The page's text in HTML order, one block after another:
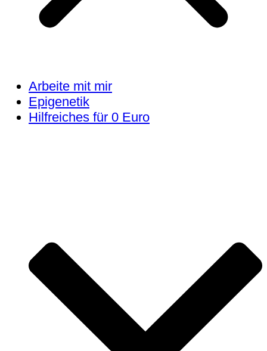
Arbeite mit mir
Epigenetik
Hilfreiches für 0 Euro